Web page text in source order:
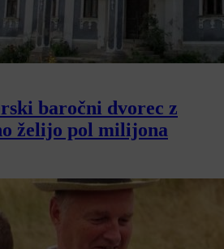
baročni dvorec z
želijo pol milijona